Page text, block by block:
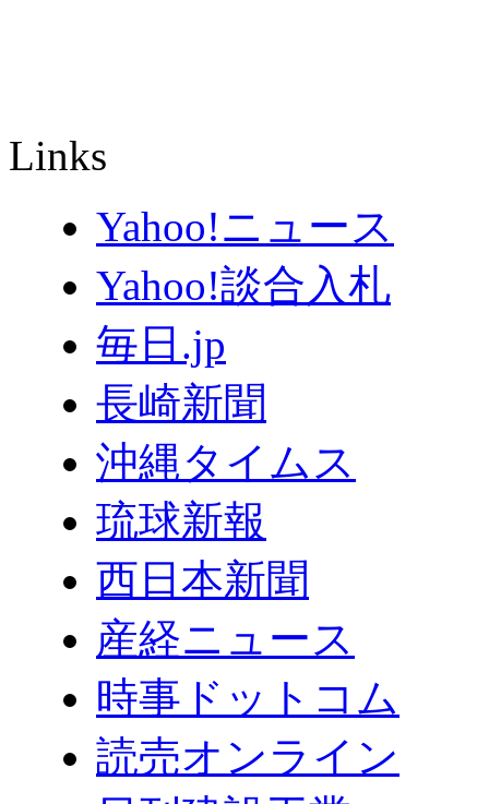
Links
Yahoo!ニュース
Yahoo!談合入札
毎日.jp
長崎新聞
沖縄タイムス
琉球新報
西日本新聞
産経ニュース
時事ドットコム
読売オンライン